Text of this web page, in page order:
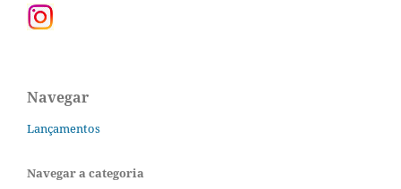
Navegar
Lançamentos
Navegar a categoria